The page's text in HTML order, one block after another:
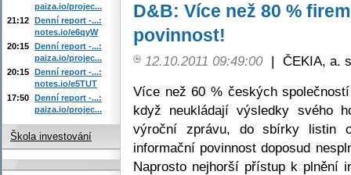
D&B: Více než 80 %
povinnost!
12.10.2011 09:49:00 | ČEKIA, a.
Více než 60 % českých
když neukládají výsledky svého
výroční zprávu, do sbírky listin
informační povinnost doposud
Naprosto nejhorší přístup k plnění
paiza.io/projec...
21:12 Denní report -...:
notes.io/e6qyW
20:15 Denní report -...:
paiza.io/projec...
20:15 Denní report -...:
notes.io/e5TUT
17:50 Denní report -...:
paiza.io/projec...
Škola investování